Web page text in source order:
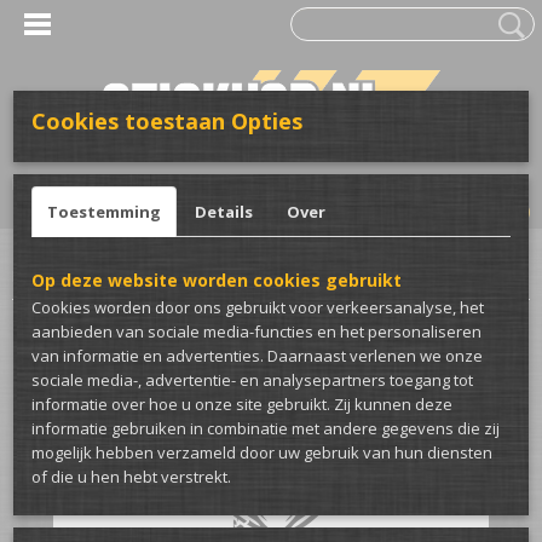
Inloggen Registreren
(0)
Home >Club merch>Street Monkeys>StreetMonkeys sticker
Cookies toestaan Opties
Toestemming Details Over
Op deze website worden cookies gebruikt
Cookies worden door ons gebruikt voor verkeersanalyse, het
aanbieden van sociale media-functies en het personaliseren
van informatie en advertenties. Daarnaast verlenen we onze
sociale media-, advertentie- en analysepartners toegang tot
informatie over hoe u onze site gebruikt. Zij kunnen deze
informatie gebruiken in combinatie met andere gegevens die zij
mogelijk hebben verzameld door uw gebruik van hun diensten
of die u hen hebt verstrekt.